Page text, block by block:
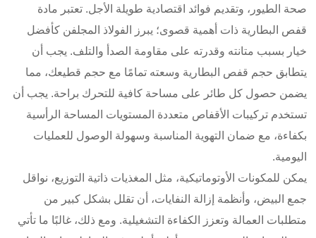
صحة الطيور، وتقديم فوائد اقتصادية طويلة الأجل. تعتبر مادة
قفص البطارية ذات أهمية قصوى؛ يبرز الفولاذ المجلفن كأفضل
خيار بسبب متانته وقدرته على مقاومة الصدأ والتلف. يجب أن
يتطابق حجم قفص البطارية وسعته تمامًا مع حجم قطيعك، مما
يضمن حصول كل طائر على مساحة كافية للتحرك براحة. يجب أن
تستخدم تركيبات الأقفاص متعددة المستويات المساحة الرأسية
بكفاءة، مع ضمان التهوية المناسبة وسهولة الوصول للعمليات
اليومية.
يمكن للمكونات الأوتوماتيكية، مثل المغذيات ذاتية التوزيع، نواقل
جمع البيض، وأنظمة إزالة النفايات، أن تقلل بشكل كبير من
متطلبات العمالة وتعزز الكفاءة التشغيلية. ومع ذلك، غالبًا ما تأتي